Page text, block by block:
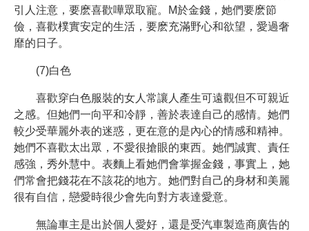
引人注意，要麽喜歡嘩眾取寵。M於金錢，她們要麽節
儉，喜歡樸實安定的生活，要麽充滿野心和欲望，愛過奢
靡的日子。
(7)白色
喜歡穿白色服裝的女人常讓人產生可遠觀但不可親近
之感。但她們一向平和冷靜，善於表達自己的感情。她們
較少受華麗外表的迷惑，更在意的是內心的情感和精神。
她們不喜歡太出眾，不愛很搶眼的東西。她們誠實、責任
感強，秀外慧中。表麵上看她們會掌握金錢，事實上，她
們常會把錢花在不該花的地方。她們對自己的身材和美麗
很有自信，戀愛時很少會先向對方表達愛意。
無論車主是出於個人愛好，還是受汽車製造商廣告的